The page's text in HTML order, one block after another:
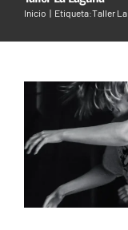
Inicio Etiqueta:Taller